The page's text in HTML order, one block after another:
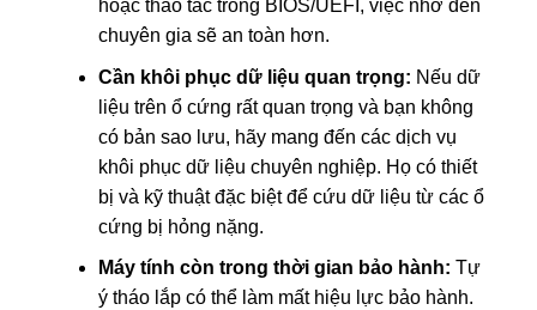
hoặc thao tác trong BIOS/UEFI, việc nhờ đến
chuyên gia sẽ an toàn hơn.
Cần khôi phục dữ liệu quan trọng: Nếu dữ
liệu trên ổ cứng rất quan trọng và bạn không
có bản sao lưu, hãy mang đến các dịch vụ
khôi phục dữ liệu chuyên nghiệp. Họ có thiết
bị và kỹ thuật đặc biệt để cứu dữ liệu từ các ổ
cứng bị hỏng nặng.
Máy tính còn trong thời gian bảo hành: Tự
ý tháo lắp có thể làm mất hiệu lực bảo hành.